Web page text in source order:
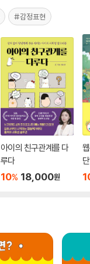
#감정표현
아이의 친구관계를 다
루다
10% 18,000원